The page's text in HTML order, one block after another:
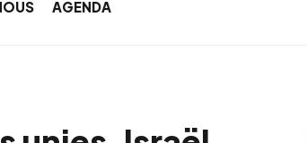
AGENDA